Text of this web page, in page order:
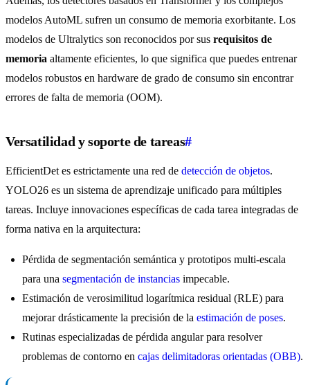
modelos AutoML sufren un consumo de memoria exorbitante. Los
modelos de Ultralytics son reconocidos por sus requisitos de
memoria altamente eficientes, lo que significa que puedes entrenar
modelos robustos en hardware de grado de consumo sin encontrar
errores de falta de memoria (OOM).
Versatilidad y soporte de tareas#
EfficientDet es estrictamente una red de detección de objetos.
YOLO26 es un sistema de aprendizaje unificado para múltiples
tareas. Incluye innovaciones específicas de cada tarea integradas de
forma nativa en la arquitectura:
Pérdida de segmentación semántica y prototipos multi-escala
para una segmentación de instancias impecable.
Estimación de verosimilitud logarítmica residual (RLE) para
mejorar drásticamente la precisión de la estimación de poses.
Rutinas especializadas de pérdida angular para resolver
problemas de contorno en cajas delimitadoras orientadas (OBB).